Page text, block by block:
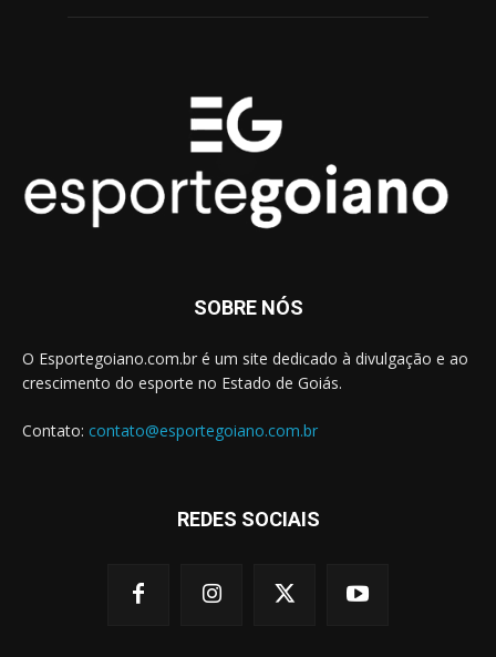
SOBRE NÓS
O Esportegoiano.com.br é um site dedicado à divulgação e ao
crescimento do esporte no Estado de Goiás.
Contato: contato@esportegoiano.com.br
REDES SOCIAIS